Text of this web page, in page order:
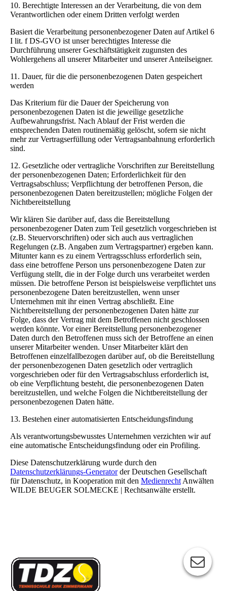
10. Berechtigte Interessen an der Verarbeitung, die von dem
Verantwortlichen oder einem Dritten verfolgt werden
Basiert die Verarbeitung personenbezogener Daten auf Artikel 6
I lit. f DS-GVO ist unser berechtigtes Interesse die
Durchführung unserer Geschäftstätigkeit zugunsten des
Wohlergehens all unserer Mitarbeiter und unserer Anteilseigner.
11. Dauer, für die die personenbezogenen Daten gespeichert
werden
Das Kriterium für die Dauer der Speicherung von
personenbezogenen Daten ist die jeweilige gesetzliche
Aufbewahrungsfrist. Nach Ablauf der Frist werden die
entsprechenden Daten routinemäßig gelöscht, sofern sie nicht
mehr zur Vertragserfüllung oder Vertragsanbahnung erforderlich
sind.
12. Gesetzliche oder vertragliche Vorschriften zur Bereitstellung
der personenbezogenen Daten; Erforderlichkeit für den
Vertragsabschluss; Verpflichtung der betroffenen Person, die
personenbezogenen Daten bereitzustellen; mögliche Folgen der
Nichtbereitstellung
Wir klären Sie darüber auf, dass die Bereitstellung
personenbezogener Daten zum Teil gesetzlich vorgeschrieben ist
(z.B. Steuervorschriften) oder sich auch aus vertraglichen
Regelungen (z.B. Angaben zum Vertragspartner) ergeben kann.
Mitunter kann es zu einem Vertragsschluss erforderlich sein,
dass eine betroffene Person uns personenbezogene Daten zur
Verfügung stellt, die in der Folge durch uns verarbeitet werden
müssen. Die betroffene Person ist beispielsweise verpflichtet uns
personenbezogene Daten bereitzustellen, wenn unser
Unternehmen mit ihr einen Vertrag abschließt. Eine
Nichtbereitstellung der personenbezogenen Daten hätte zur
Folge, dass der Vertrag mit dem Betroffenen nicht geschlossen
werden könnte. Vor einer Bereitstellung personenbezogener
Daten durch den Betroffenen muss sich der Betroffene an einen
unserer Mitarbeiter wenden. Unser Mitarbeiter klärt den
Betroffenen einzelfallbezogen darüber auf, ob die Bereitstellung
der personenbezogenen Daten gesetzlich oder vertraglich
vorgeschrieben oder für den Vertragsabschluss erforderlich ist,
ob eine Verpflichtung besteht, die personenbezogenen Daten
bereitzustellen, und welche Folgen die Nichtbereitstellung der
personenbezogenen Daten hätte.
13. Bestehen einer automatisierten Entscheidungsfindung
Als verantwortungsbewusstes Unternehmen verzichten wir auf
eine automatische Entscheidungsfindung oder ein Profiling.
Diese Datenschutzerklärung wurde durch den
Datenschutzerklärungs-Generatorder Deutschen Gesellschaft
für Datenschutz, in Kooperation mit den Medienrecht Anwälten
WILDE BEUGER SOLMECKE | Rechtsanwälte erstellt.